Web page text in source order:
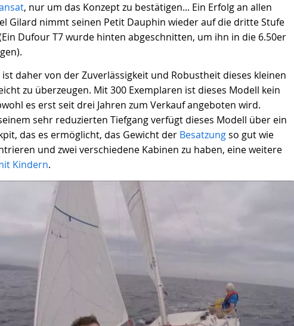
, nur um das Konzept zu bestätigen... Ein Erfolg an allen
Gilard nimmt seinen Petit Dauphin wieder auf die dritte Stufe
Dufour T7 wurde hinten abgeschnitten, um ihn in die 6.50er
daher von der Zuverlässigkeit und Robustheit dieses kleinen
zu überzeugen. Mit 300 Exemplaren ist dieses Modell kein
es erst seit drei Jahren zum Verkauf angeboten wird.
sehr reduzierten Tiefgang verfügt dieses Modell über ein
das es ermöglicht, das Gewicht der Besatzungso gut wie
und zwei verschiedene Kabinen zu haben, eine weitere
Kindern.